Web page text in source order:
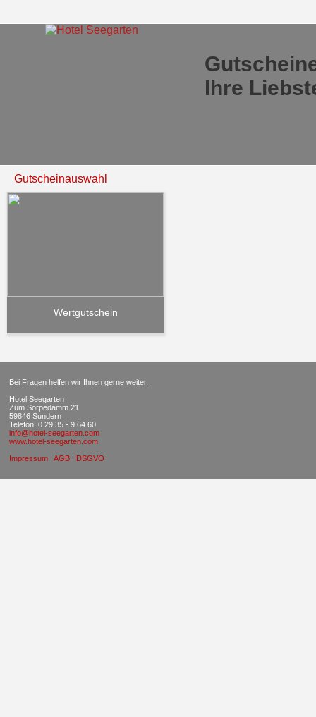
Ihre
Gutscheinauswahl
Wertgutschein
Bei Fragen helfen wir Ihnen gerne weiter.
Hotel Seegarten
Zum Sorpedamm 21
59846 Sundern
Telefon: 0 29 35 - 9 64 60
info@hotel-seegarten.com
www.hotel-seegarten.com
Impressum | AGB | DSGVO